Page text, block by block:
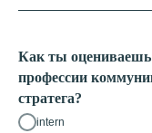
Как ты оцениваешь
профессии
стратега?
intern